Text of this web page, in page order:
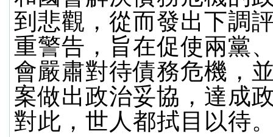
到悲觀，從而發出下調
重警告，旨在促使兩黨
會嚴肅對待債務危機，
案做出政治妥協，達成
對此，世人都拭目以待